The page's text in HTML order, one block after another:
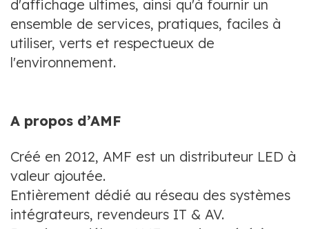
d'affichage ultimes, ainsi qu'à fournir un
ensemble de services, pratiques, faciles à
utiliser, verts et respectueux de
l'environnement.
A propos d’AMF
Créé en 2012, AMF est un distributeur LED à
valeur ajoutée.
Entièrement dédié au réseau des systèmes
intégrateurs, revendeurs IT & AV.